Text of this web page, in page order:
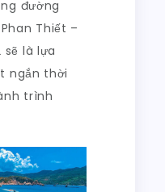
đường
Thiết –
sẽ là lựa
ngắn thời
trình